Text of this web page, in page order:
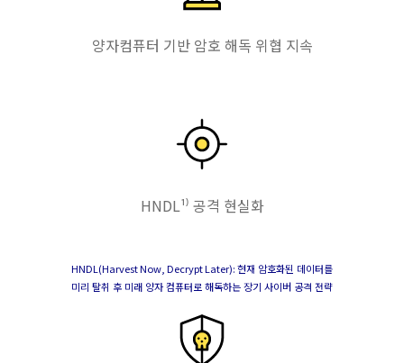
양자컴퓨터 기반 암호 해독 위협 지속
HNDL¹⁾ 공격 현실화
HNDL(Harvest Now, Decrypt Later):현재 암호화된 데이터를
미리 탈취 후 미래 양자 컴퓨터로 해독하는장기 사이버 공격 전략